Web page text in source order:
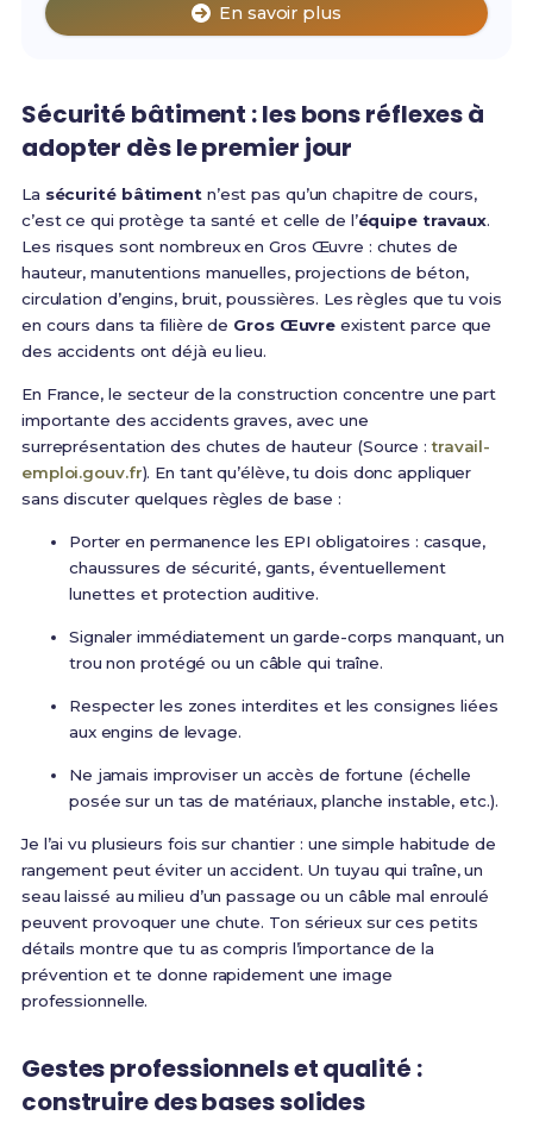
En savoir plus
Sécurité bâtiment : les bons réflexes à
adopter dès le premier jour
La sécurité bâtimentn’est pas qu’un chapitre de cours,
c’est ce qui protège ta santé et celle de l’équipe travaux.
Les risques sont nombreux en Gros Œuvre : chutes de
hauteur, manutentions manuelles, projections de béton,
circulation d’engins, bruit, poussières. Les règles que tu vois
en cours dans ta filière de Gros Œuvre existent parce que
des accidents ont déjà eu lieu.
En France, le secteur de la construction concentre une part
importante des accidents graves, avec une
surreprésentation des chutes de hauteur (Source :travail-
emploi.gouv.fr). En tant qu’élève, tu dois donc appliquer
sans discuter quelques règles de base :
Porter en permanence les EPI obligatoires : casque,
chaussures de sécurité, gants, éventuellement
lunettes et protection auditive.
Signaler immédiatement un garde-corps manquant, un
trou non protégé ou un câble qui traîne.
Respecter les zones interdites et les consignes liées
aux engins de levage.
Ne jamais improviser un accès de fortune (échelle
posée sur un tas de matériaux, planche instable, etc.).
Je l’ai vu plusieurs fois sur chantier : une simple habitude de
rangement peut éviter un accident. Un tuyau qui traîne, un
seau laissé au milieu d’un passage ou un câble mal enroulé
peuvent provoquer une chute. Ton sérieux sur ces petits
détails montre que tu as compris l’importance de la
prévention et te donne rapidement une image
professionnelle.
Gestes professionnels et qualité :
construire des bases solides